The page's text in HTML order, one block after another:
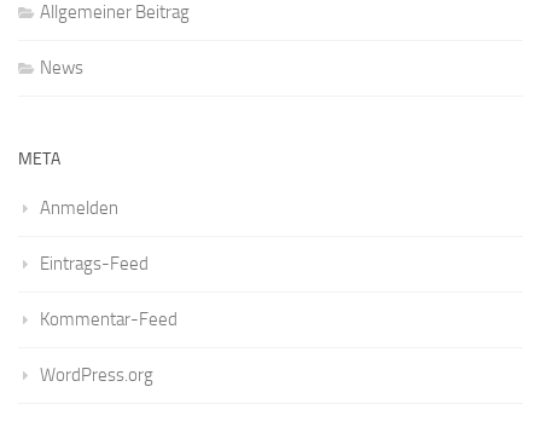
Allgemeiner Beitrag
News
META
Anmelden
Eintrags-Feed
Kommentar-Feed
WordPress.org